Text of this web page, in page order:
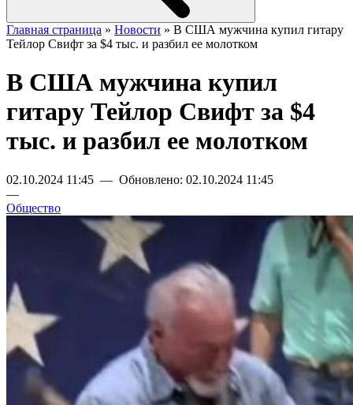
Главная страница » Новости » В США мужчина купил гитару
Тейлор Свифт за $4 тыс. и разбил ее молотком
В США мужчина купил
гитару Тейлор Свифт за $4
тыс. и разбил ее молотком
02.10.2024 11:45 — Обновлено: 02.10.2024 11:45
—
Общество